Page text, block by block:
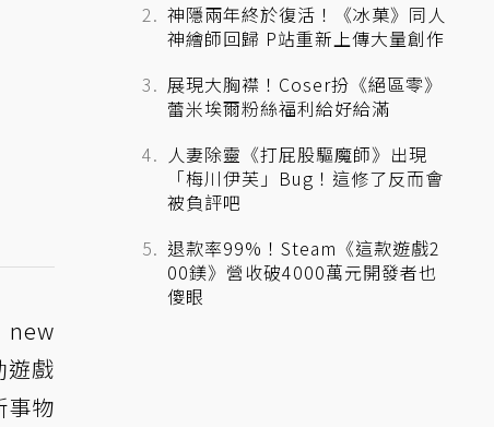
遊戲
事物
神隱兩年終於復活！《冰菓》同人
神繪師回歸 P站重新上傳大量創作
展現大胸襟！Coser扮《絕區零》
蕾米埃爾粉絲福利給好給滿
人妻除靈《打屁股驅魔師》出現
「梅川伊芙」Bug！這修了反而會
被負評吧
退款率99%！Steam《這款遊戲2
00鎂》營收破4000萬元開發者也
傻眼